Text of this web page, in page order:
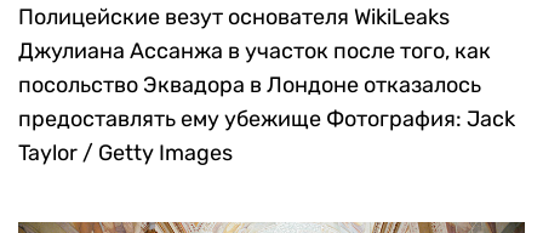
Полицейские везут основателя WikiLeaks
Джулиана Ассанжа в участок после того, как
посольство Эквадора в Лондоне отказалось
предоставлять ему убежище Фотография: Jack
Taylor / Getty Images